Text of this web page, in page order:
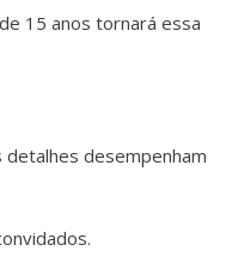
15 anos tornará essa
detalhes desempenham